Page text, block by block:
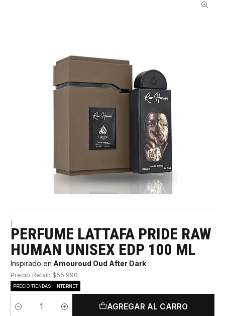
PERFUME LATTAFA PRIDE RAW
HUMAN UNISEX EDP 100 ML
Inspirado en Amouroud Oud After Dark
Precio Retail: $55.990
PRECIO TIENDAS | INTERNET
Cantidad
AGREGAR AL CARRO